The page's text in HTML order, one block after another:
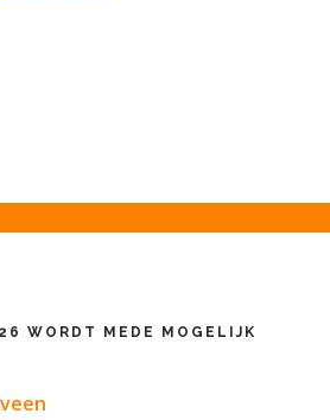
WORDT MEDE MOGELIJK